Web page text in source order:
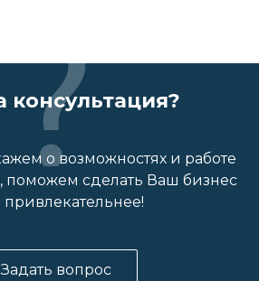
консультация?
о возможностях и работе
поможем сделать Ваш бизнес
Задать вопрос